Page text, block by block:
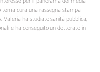
tema cura una rassegna stampa
Valeria ha studiato sanità pubblica,
e ha conseguito un dottorato in